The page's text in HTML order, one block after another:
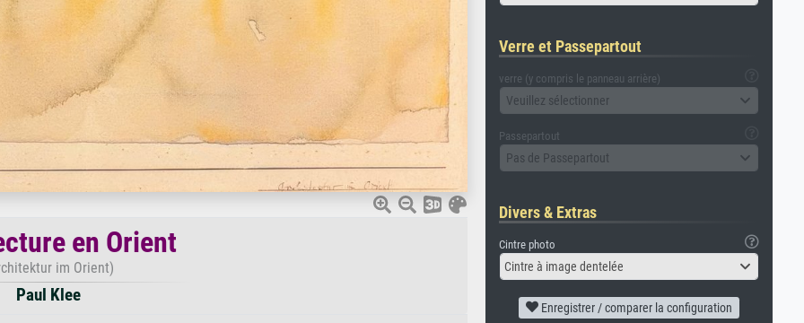
en Orient
im Orient)
Paul Klee
Verre et Passepartout
verre (y compris le panneau arrière)
Veuillez sélectionner
Passepartout
Pas de Passepartout
Divers & Extras
Cintre photo
Cintre à image dentelée
Enregistrer / comparer la configuration